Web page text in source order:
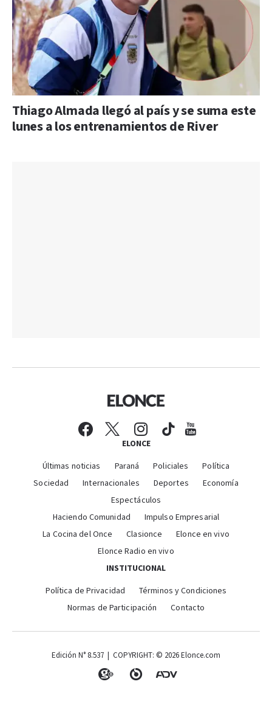
Thiago Almada llegó al país y se suma este
lunes a los entrenamientos de River
ELONCE
Últimas noticias Paraná Policiales
Política
Sociedad
Internacionales Deportes
Economía
Espectáculos
Haciendo Comunidad
Impulso Empresarial
La Cocina del Once
Clasionce
Elonce en vivo
Elonce Radio en vivo
INSTITUCIONAL
Política de Privacidad
Términos y Condiciones
Normas de Participación
Contacto
Edición N° 8.537 | COPYRIGHT: © 2026 Elonce.com